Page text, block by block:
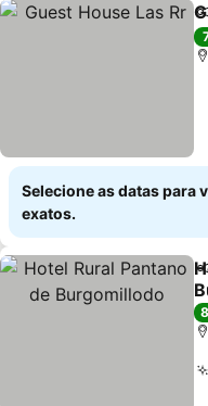
Selecione as datas para
exatos.